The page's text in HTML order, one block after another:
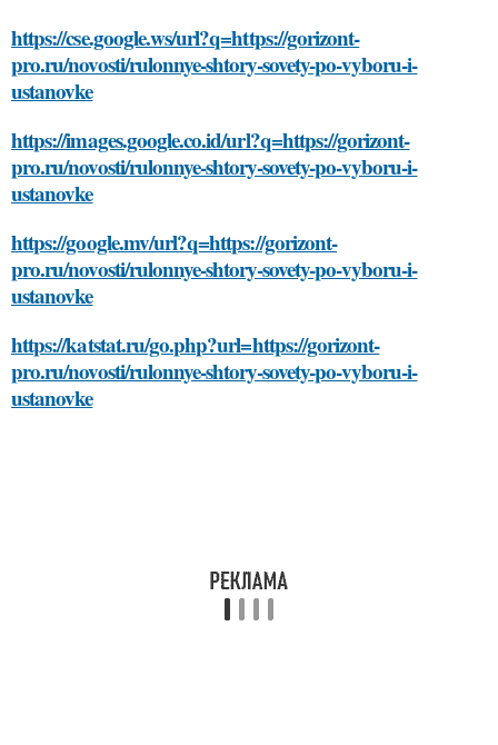
https://cse.google.ws/url?q=https://gorizont-
pro.ru/novosti/rulonnye-shtory-sovety-po-vyboru-i-
ustanovke
https://images.google.co.id/url?q=https://gorizont-
pro.ru/novosti/rulonnye-shtory-sovety-po-vyboru-i-
ustanovke
https://google.mv/url?q=https://gorizont-
pro.ru/novosti/rulonnye-shtory-sovety-po-vyboru-i-
ustanovke
https://katstat.ru/go.php?url=https://gorizont-
pro.ru/novosti/rulonnye-shtory-sovety-po-vyboru-i-
ustanovke